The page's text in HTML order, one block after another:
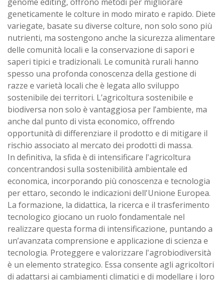
geneticamente le colture in modo mirato e rapido. Diete
variegate, basate su diverse colture, non solo sono più
nutrienti, ma sostengono anche la sicurezza alimentare
delle comunità locali e la conservazione di sapori e
saperi tipici e tradizionali. Le comunità rurali hanno
spesso una profonda conoscenza della gestione di
razze e varietà locali che è legata allo sviluppo
sostenibile dei territori. L’agricoltura sostenibile e
biodiversa non solo è vantaggiosa per l’ambiente, ma
anche dal punto di vista economico, offrendo
opportunità di differenziare il prodotto e di mitigare il
rischio associato al mercato dei prodotti di massa.
In definitiva, la sfida è di intensificare l'agricoltura
concentrandosi sulla sostenibilità ambientale ed
economica, incorporando più conoscenza e tecnologia
per ettaro, secondo le indicazioni dell'Unione Europea.
La formazione, la didattica, la ricerca e il trasferimento
tecnologico giocano un ruolo fondamentale nel
realizzare questa forma di intensificazione, puntando a
un’avanzata comprensione e applicazione di scienza e
tecnologia. Proteggere e valorizzare l'agrobiodiversità
è un elemento strategico. Essa consente agli agricoltori
di adattarsi ai cambiamenti climatici e di modellare i loro